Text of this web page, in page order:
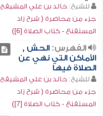
للشيخ: خالد بن علي المشيقح
جزء من محاضرة ( شرح زاد
المستقنع - كتاب الصلاة [6])
الفهرس:الحش ,
الأماكن التي نهي عن
الصلاة فيها
للشيخ: خالد بن علي المشيقح
جزء من محاضرة ( شرح زاد
المستقنع - كتاب الصلاة [7])